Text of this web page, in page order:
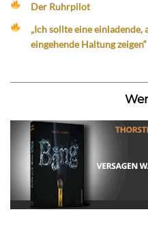
Der Ruhrpilot
„Ich sollte eine
eingehende Haltung zeigen“